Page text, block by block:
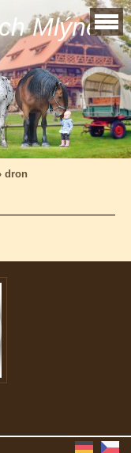
Mlýnek
dron